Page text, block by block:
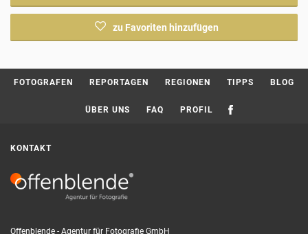
zu Favoriten hinzufügen
FOTOGRAFEN REPORTAGEN REGIONEN TIPPS BLOG
ÜBER UNS FAQ PROFIL
KONTAKT
Offenblende - Agentur für Fotografie GmbH